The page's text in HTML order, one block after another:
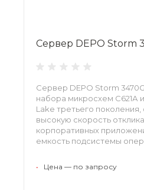
Сервер DEPO Storm
Сервер DEPO Storm
набора микросхем С621А
Lake третьего
высокую скорость
корпоративных
емкость подсистемы
Ар­хитектура сервера
• Цена — по запросу